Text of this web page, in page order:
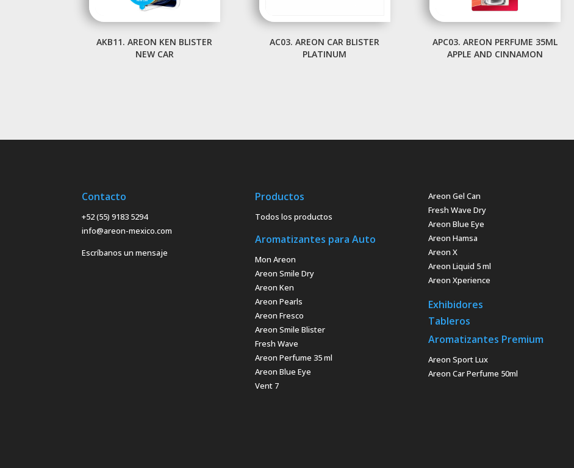
AKB11. AREON KEN BLISTER
NEW CAR
AC03. AREON CAR BLISTER
PLATINUM
APC03. AREON PERFUME 35ML
APPLE AND CINNAMON
Contacto
+52 (55) 9183 5294
info@areon-mexico.com
Escríbanos un mensaje
Productos
Todos los productos
Aromatizantes para Auto
Mon Areon
Areon Smile Dry
Areon Ken
Areon Pearls
Areon Fresco
Areon Smile Blister
Fresh Wave
Areon Perfume 35 ml
Areon Blue Eye
Vent 7
Areon Gel Can
Fresh Wave Dry
Areon Blue Eye
Areon Hamsa
Areon X
Areon Liquid 5 ml
Areon Xperience
Exhibidores
Tableros
Aromatizantes Premium
Areon Sport Lux
Areon Car Perfume 50ml